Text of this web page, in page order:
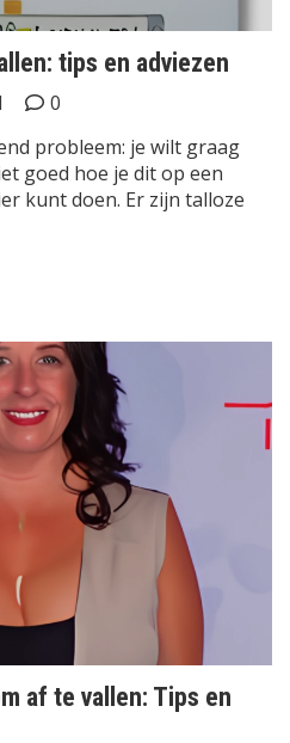
tips en adviezen
0
probleem: je wilt graag
goed hoe je dit op een
kunt doen. Er zijn talloze
af te vallen: Tips en